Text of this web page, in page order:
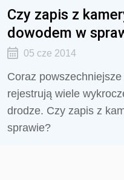
Czy zapis z
dowodem w
05 cze 2014
Coraz
rejestrują wiele
drodze. Czy zapis z
sprawie?